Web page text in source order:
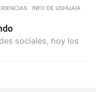
,INFO DE USHUAIA
sociales, hoy los